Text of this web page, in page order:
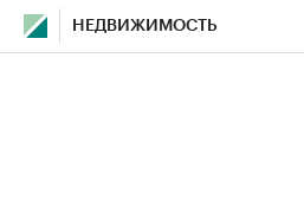
НЕДВИЖИМОСТЬ